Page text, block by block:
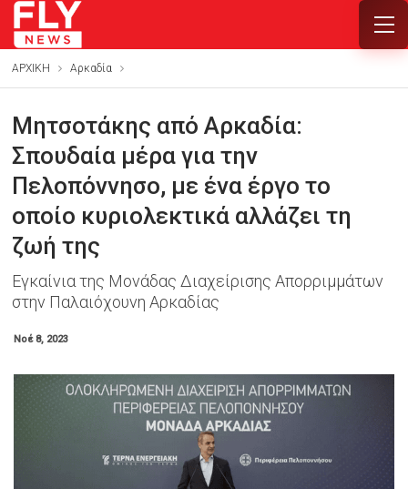
ΑΡΧΙΚΗ Αρκαδία
Μητσοτάκης από Αρκαδία:
Σπουδαία μέρα για την
Πελοπόννησο, με ένα έργο το
οποίο κυριολεκτικά αλλάζει τη
ζωή της
Εγκαίνια της Μονάδας Διαχείρισης Απορριμμάτων
στην Παλαιόχουνη Αρκαδίας
Νοέ 8, 2023